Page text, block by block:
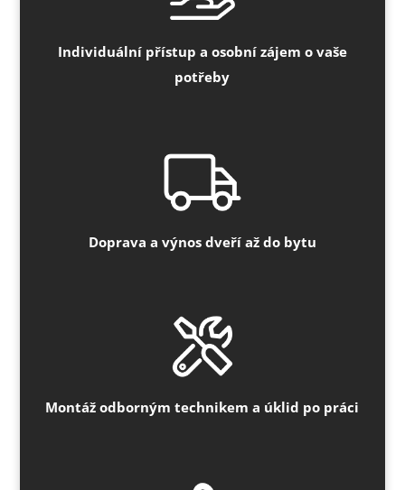
Individuální přístup a osobní zájem o vaše
potřeby
Doprava a výnos dveří až do bytu
Montáž odborným technikem a úklid po práci